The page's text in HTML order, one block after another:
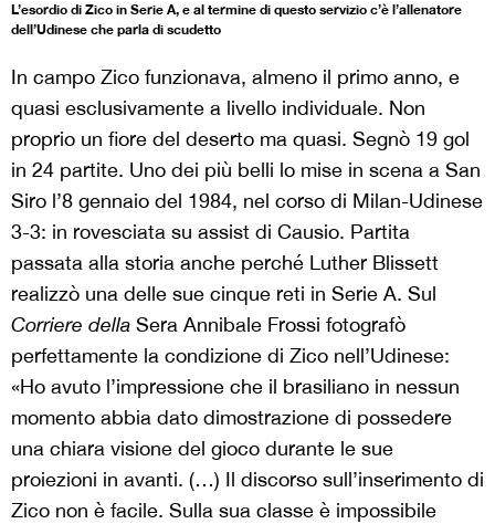
L’esordio di Zico in Serie A, e al termine di questo servizio c’è l’allenatore
dell’Udinese che parla di scudetto
In campo Zico funzionava, almeno il primo anno, e
quasi esclusivamente a livello individuale. Non
proprio un fiore del deserto ma quasi. Segnò 19 gol
in 24 partite. Uno dei più belli lo mise in scena a San
Siro l’8 gennaio del 1984, nel corso di Milan-Udinese
3-3: in rovesciata su assist di Causio. Partita
passata alla storia anche perché Luther Blissett
realizzò una delle sue cinque reti in Serie A. Sul
Corriere della Sera Annibale Frossi fotografò
perfettamente la condizione di Zico nell’Udinese:
«Ho avuto l’impressione che il brasiliano in nessun
momento abbia dato dimostrazione di possedere
una chiara visione del gioco durante le sue
proiezioni in avanti. (…) Il discorso sull’inserimento di
Zico non è facile. Sulla sua classe è impossibile